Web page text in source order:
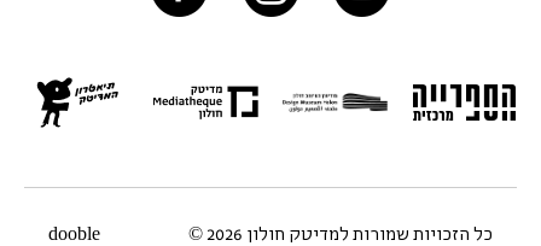
כל הזכויות שמורות למדיטק חולון 2026 © dooble